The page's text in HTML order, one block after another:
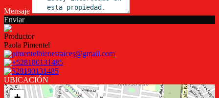
Mensaje
Enviar
Productor
Paola Pimentel
pimentelbienesraices@gmail.com
+528180131485
528180131485
UBICACIÓN